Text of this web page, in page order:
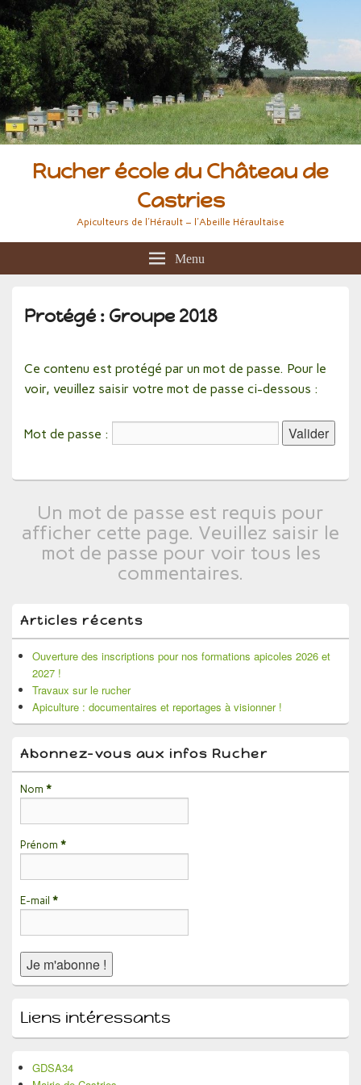
Rucher école du Château de
Castries
Apiculteurs de l'Hérault – l'Abeille Héraultaise
Menu
Protégé : Groupe 2018
Ce contenu est protégé par un mot de passe. Pour le
voir, veuillez saisir votre mot de passe ci-dessous :
Mot de passe :
Un mot de passe est requis pour
afficher cette page. Veuillez saisir le
mot de passe pour voir tous les
commentaires.
Zone
principale
de
widget
pour
la
barre
latérale
Articles récents
Ouverture des inscriptions pour nos formations apicoles 2026 et
2027 !
Travaux sur le rucher
Apiculture : documentaires et reportages à visionner !
Abonnez-vous aux infos Rucher
Nom *
Prénom *
E-mail *
Liens intéressants
GDSA34